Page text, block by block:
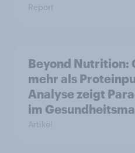
Report
Beyond Nutrition:
mehr als
Analyse zeigt
im
Artikel